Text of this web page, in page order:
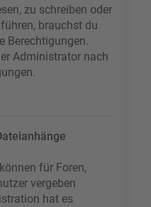
zu schreiben oder
brauchst du
Berechtigungen.
Administrator nach
für Foren,
vergeben
hat es